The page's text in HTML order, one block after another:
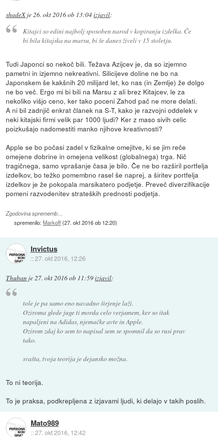
shadeXje26. okt 2016 ob 13:04izjavil:
Kitajci so edini najbolj sposoben narod v kopiranju izdelka. Če
bi bila kitajska na marsu, bi še danes živeli v 15 stoletju.
Tudi Japonci so nekoč bili. Težava Azijcev je, da so izjemno
pametni in izjemno nekreativni. Silicijeve doline ne bo na
Japonskem še kakšnih 20 milijard let, ko nas (in Zemlje) že dolgo
ne bo več. Ergo mi bi bili na Marsu z ali brez Kitajcev, le za
nekoliko višjo ceno, ker tako poceni Zahod pač ne more delati.
A ni bil zadnjič enkrat članek na S-T, kako je razvojni oddelek v
neki kitajski firmi velik par 1000 ljudi? Ker z maso sivih celic
poizkušajo nadomestiti manko njihove kreativnosti?
Apple se bo počasi zadel v fizikalne omejitve, ki se jim reče
omejene dobrine in omejena velikost (globalnega) trga. Nič
tragičnega, samo vprašanje časa je bilo. Če ne bo razširil portfelja
izdelkov, bo težko pomembno rasel še naprej, a širitev portfelja
izdelkov je že pokopala marsikatero podjetje. Preveč diverzifikacije
pomeni razvodenitev strateških prednosti podjetja.
Zgodovina sprememb…
spremenilo:Markoff(27. okt 2016 ob 12:20)
Invictus
::27. okt 2016, 12:26
Thuban je27. okt 2016 ob 11:59izjavil:
tole je pa samo eno navadno širjenje laži.
Oziroma glede juge ti morda celo verjamem, ker so itak
napaljeni na Adidas, njemačke avte in Apple.
Ozirom zdaj ko sem to napisal sem se spomnil da so rusi prav
tako.
svašta, tvoja teorija je dejansko možna.
To ni teorija.
To je praksa, podkrepljena z izjavami ljudi, ki delajo v takih poslih.
Mato989
::27. okt 2016, 12:42